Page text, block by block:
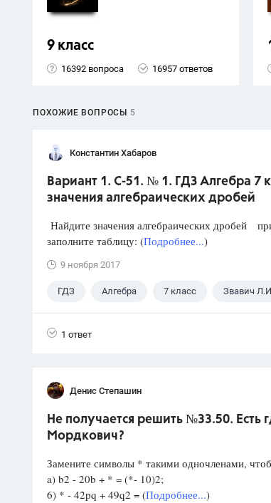
9 класс
16392 вопроса 16957 ответов
ПОХОЖИЕ ВОПРОСЫ 5
Константин Хабаров
Вариант 1. С-51. № 1. ГДЗ Алгебра 7
значения алгебраических дробей
Найдите значения алгебраических дробей
заполните таблицу: (Подробнее...)
9 ноября 2017
ГДЗ Алгебра 7 класс Звавич
1 ответ
Денис Степашин
Не получается решить №33.50. Есть
Мордкович?
Замените символы * такими одночленами,
a) b2 - 20b + * = (*- 10)2;
6) * - 42pq + 49q2 = (Подробнее...)